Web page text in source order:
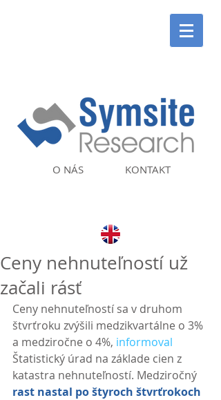
KONTAKT
O NÁS
Ceny nehnuteľností už
začali rásť
Ceny nehnuteľností sa v druhom
štvrťroku zvýšili medzikvartálne o 3%
a medziročne o 4%, informoval
Štatistický úrad na základe cien z
katastra nehnuteľností. Medziročný
rast nastal po štyroch štvrťrokoch